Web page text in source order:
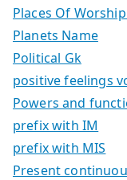
Places Of
Planets Name
Political Gk
positive feelings
Powers and
prefix with IM
prefix with MIS
Present